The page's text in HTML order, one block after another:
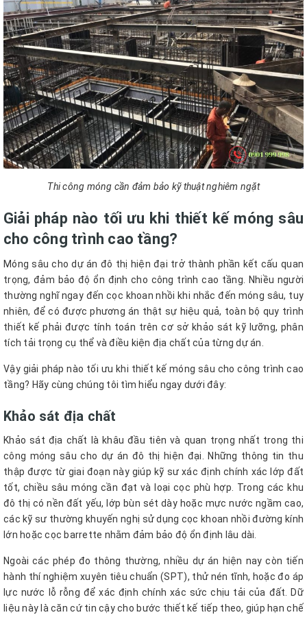
Thi công móng cần đảm bảo kỹ thuật nghiêm ngặt
Giải pháp nào tối ưu khi thiết kế móng sâu
cho công trình cao tầng?
Móng sâu cho dự án đô thị hiện đại trở thành phần kết cấu quan
trọng, đảm bảo độ ổn định cho công trình cao tầng. Nhiều người
thường nghĩ ngay đến cọc khoan nhồi khi nhắc đến móng sâu, tuy
nhiên, để có được phương án thật sự hiệu quả, toàn bộ quy trình
thiết kế phải được tính toán trên cơ sở khảo sát kỹ lưỡng, phân
tích tải trọng cụ thể và điều kiện địa chất của từng dự án.
Vậy giải pháp nào tối ưu khi thiết kế móng sâu cho công trình cao
tầng? Hãy cùng chúng tôi tìm hiểu ngay dưới đây:
Khảo sát địa chất
Khảo sát địa chất là khâu đầu tiên và quan trọng nhất trong thi
công móng sâu cho dự án đô thị hiện đại. Những thông tin thu
thập được từ giai đoạn này giúp kỹ sư xác định chính xác lớp đất
tốt, chiều sâu móng cần đạt và loại cọc phù hợp. Trong các khu
đô thị có nền đất yếu, lớp bùn sét dày hoặc mực nước ngầm cao,
các kỹ sư thường khuyến nghị sử dụng cọc khoan nhồi đường kính
lớn hoặc cọc barrette nhằm đảm bảo độ ổn định lâu dài.
Ngoài các phép đo thông thường, nhiều dự án hiện nay còn tiến
hành thí nghiệm xuyên tiêu chuẩn (SPT), thử nén tĩnh, hoặc đo áp
lực nước lỗ rỗng để xác định chính xác sức chịu tải của đất. Dữ
liệu này là căn cứ tin cậy cho bước thiết kế tiếp theo, giúp hạn chế